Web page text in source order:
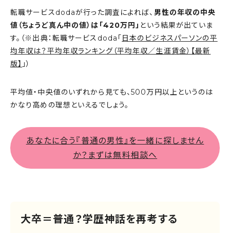
転職サービスdodaが行った調査によれば、 男性の年収の中央
値（ちょうど真ん中の値）は「420万円」 という結果が出ていま
す。（※出典：転職サービスdoda「日本のビジネスパーソンの平
均年収は？平均年収ランキング（平均年収／生涯賃金）【最新
版】 」）
平均値・中央値のいずれから見ても、500万円以上というのは
かなり高めの理想といえるでしょう。
あなたに合う『普通の男性』を一緒に探しません
か？まずは無料相談へ
大卒＝普通？学歴神話を再考する